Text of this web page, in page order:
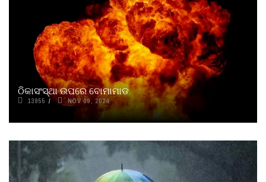
ଠିକାସଂସ୍ଥା ଉପରେ ବୋମାମାଡ
13955 NOV 09, 2024